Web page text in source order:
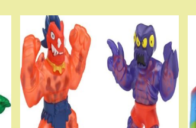
Hamy
5
(505-
в-1)
HDMI
GTA